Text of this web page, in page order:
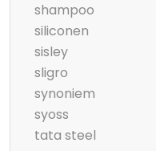
shampoo
siliconen
sisley
sligro
synoniem
syoss
tata steel